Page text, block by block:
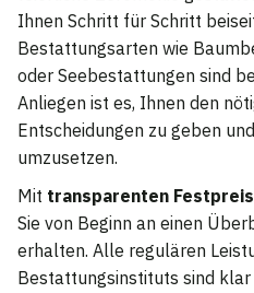
Ihnen Schritt für Schritt
Bestattungsarten wie
oder Seebestattungen sind
Anliegen ist es, Ihnen den
Entscheidungen zu geben
umzusetzen.
Mit transparenten
Sie von Beginn an einen
erhalten. Alle regulären
Bestattungsinstituts sind